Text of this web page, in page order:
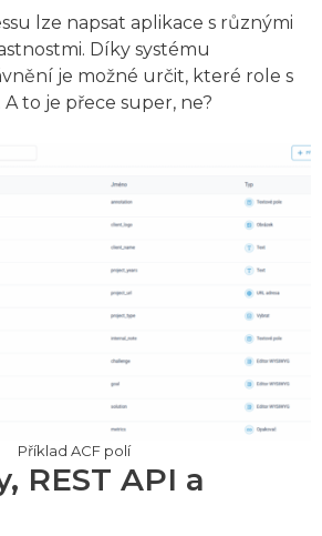
lze napsat aplikace s různými
Díky systému
je možné určit, které role s
to je přece super, ne?
Příklad ACF polí
REST API a